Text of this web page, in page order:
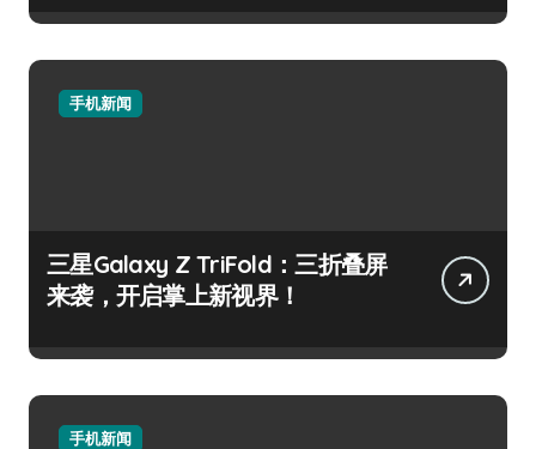
手机新闻
三星Galaxy Z TriFold：三折叠屏
来袭，开启掌上新视界！
手机新闻